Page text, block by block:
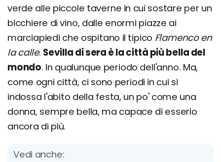
verde alle piccole taverne in cui sostare per un
bicchiere di vino, dalle enormi piazze ai
marciapiedi che ospitano il tipico Flamenco en
la calle. Sevilla di sera è la città più bella del
mondo. In qualunque periodo dell'anno. Ma,
come ogni città, ci sono periodi in cui si
indossa l'abito della festa, un po' come una
donna, sempre bella, ma capace di esserlo
ancora di più.
Vedi anche: